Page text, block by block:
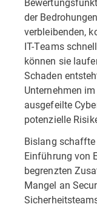
der
verbleibenden,
IT-Teams
können sie
Schaden
Unternehmen
ausgefeilte
potenzielle
Bislang
Einführung von
begrenzten
Mangel an